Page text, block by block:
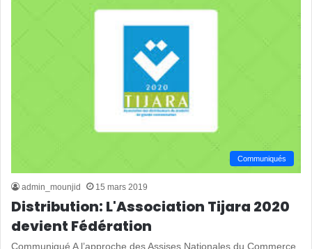
Communiqués
admin_mounjid 15 mars 2019
Distribution: L'Association Tijara 2020
devient Fédération
Communiqué A l’approche des Assises Nationales du Commerce